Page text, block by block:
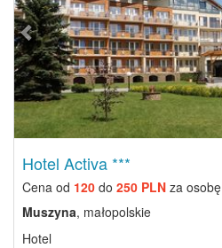
Hotel Activa ***
Cena od 120 do 250 PLN za osobę
Muszyna, małopolskie
Hotel